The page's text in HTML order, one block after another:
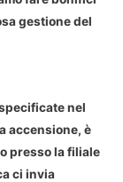
gestione del
nel
accensione, è
presso la filiale
ci invia